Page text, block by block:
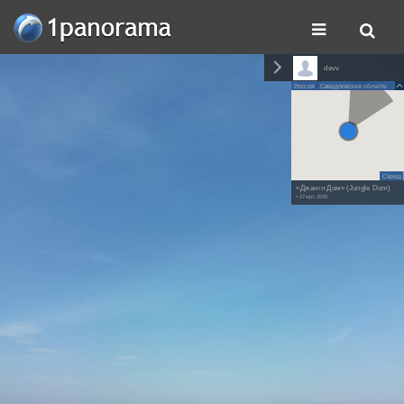
devv
Россия Свердловская область
Схема
«Джангл Дом» (Jungle Dom)
• 27 мрт. 2026